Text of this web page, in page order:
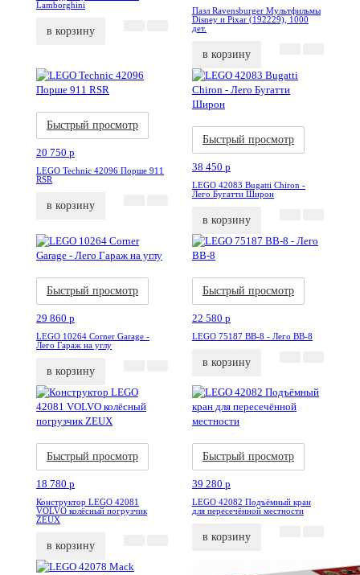
Lamborghini
в корзину
Пазл Ravensburger Мультфильмы
Disney и Pixar (192229), 1000
дет.
в корзину
Быстрый просмотр
20 750 p
LEGO Technic 42096 Порше 911
RSR
в корзину
Быстрый просмотр
38 450 p
LEGO 42083 Bugatti Chiron -
Лего Бугатти Широн
в корзину
Быстрый просмотр
29 860 p
LEGO 10264 Corner Garage -
Лего Гараж на углу
в корзину
Быстрый просмотр
22 580 p
LEGO 75187 BB-8 - Лего BB-8
в корзину
Быстрый просмотр
18 780 p
Конструктор LEGO 42081
VOLVO колёсный погрузчик
ZEUX
в корзину
Быстрый просмотр
39 280 p
LEGO 42082 Подъёмный кран
для пересечённой местности
в корзину